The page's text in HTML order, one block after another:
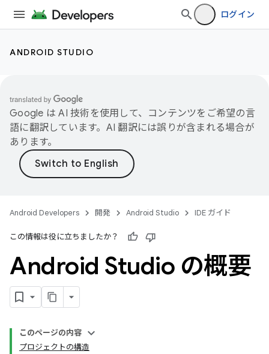
ログイン
ANDROID STUDIO
Google は AI 技術を使用して、コンテンツをご希望の言
語に翻訳しています。AI 翻訳には誤りが含まれる場合が
あります。
Android Developers 開発 Android Studio IDE ガイド
この情報は役に立ちましたか？
Android Studio の概要
このページの内容
プロジェクトの構造